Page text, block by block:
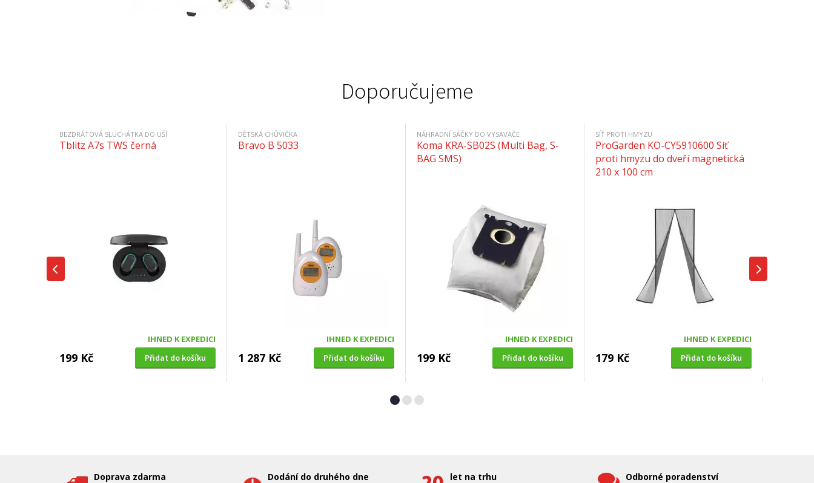
Doporučujeme
BEZDRÁTOVÁ SLUCHÁTKA DO UŠÍ
Tblitz A7s TWS černá
IHNED K EXPEDICI
199 Kč Přidat do košíku
DĚTSKÁ CHŮVIČKA
Bravo B 5033
IHNED K EXPEDICI
1 287 Kč Přidat do košíku
NÁHRADNÍ SÁČKY DO VYSAVAČE
Koma KRA-SB02S (Multi Bag, S-
BAG SMS)
IHNED K EXPEDICI
199 Kč Přidat do košíku
SÍŤ PROTI HMYZU
ProGarden KO-CY5910600 Síť
proti hmyzu do dveří magnetická
210 x 100 cm
IHNED K EXPEDICI
179 Kč Přidat do košíku
Extol Craft (99130), 150x180cm,
Doprava zdarma Dodání do druhého dne let na trhu Odborné poradenství